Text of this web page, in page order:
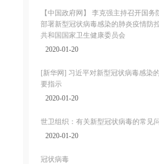
【中国政府网】 李克强主持召开国
部署新型冠状病毒感染的肺炎疫情防
共和国国家卫生健康委员会
2020-01-20
[新华网] 习近平对新型冠状病毒感染
要指示
2020-01-20
世卫组织：有关新型冠状病毒的常见
2020-01-20
冠状病毒